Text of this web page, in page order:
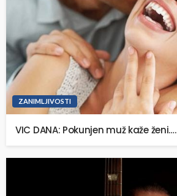
ZANIMLJIVOSTI
VIC DANA: Pokunjen muž kaže ženi….